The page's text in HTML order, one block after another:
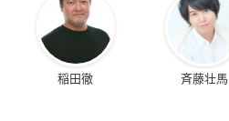
稲田徹 斉藤壮馬